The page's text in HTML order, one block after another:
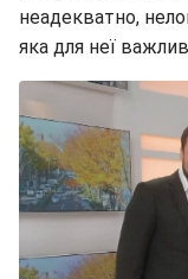
неадекватно,
яка для неї